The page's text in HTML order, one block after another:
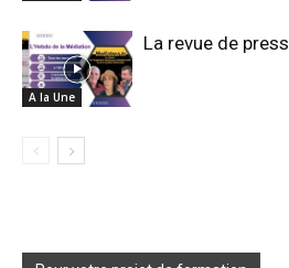
A la Une
La revue de